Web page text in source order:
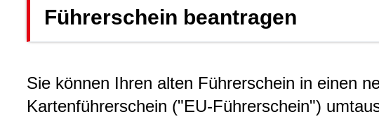
Führerschein beantragen
Sie können Ihren alten Führerschein in einen
Kartenführerschein ("EU-Führerschein")